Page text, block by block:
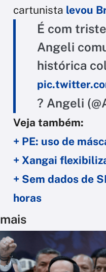
cartunista levou
É com
Angeli
histórica
? Angeli
Veja também:
+ PE: uso de
+ Xangai
+ Sem dados de
horas